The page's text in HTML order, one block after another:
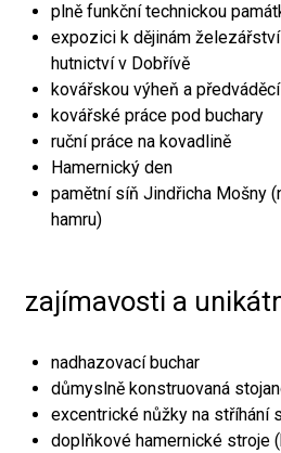
plně funkční technickou
expozici k dějinám
hutnictví v Dobřívě
kovářskou výheň a
kovářské práce pod buchary
ruční práce na kovadlině
Hamernický den
pamětní síň Jindřicha Mošny
hamru)
zajímavosti a
nadhazovací buchar
důmyslně konstruovaná
excentrické nůžky na stříhání
doplňkové hamernické stroje